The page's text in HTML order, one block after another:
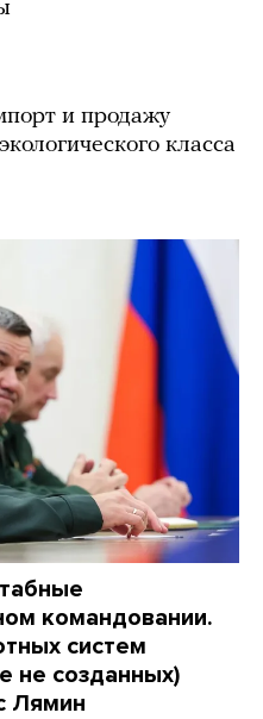
и продажу
класса
командовании.
систем
не созданных)
Лямин